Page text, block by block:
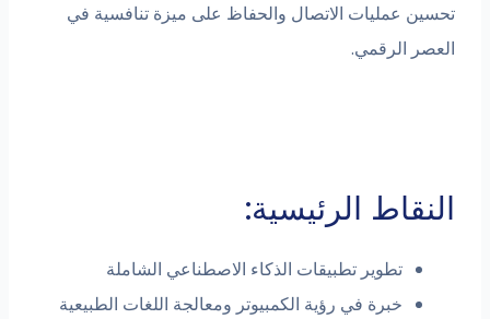
تحسين عمليات الاتصال والحفاظ على ميزة تنافسية في
العصر الرقمي.
النقاط الرئيسية:
تطوير تطبيقات الذكاء الاصطناعي الشاملة
خبرة في رؤية الكمبيوتر ومعالجة اللغات الطبيعية